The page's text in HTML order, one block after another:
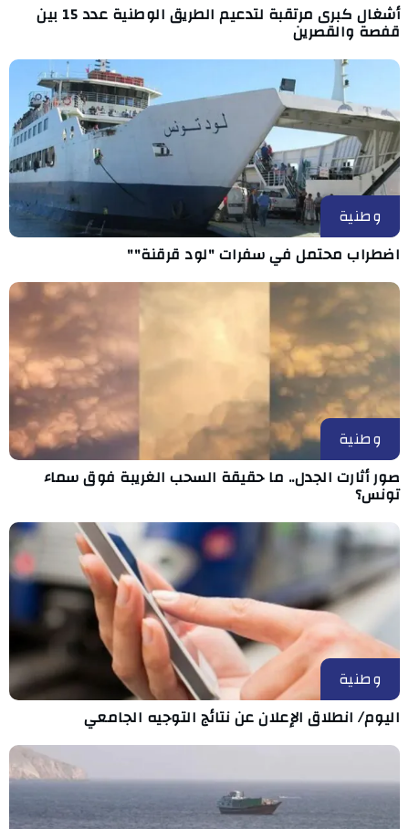
أشغال كبرى مرتقبة لتدعيم الطريق الوطنية عدد 15 بين
قفصة والقصرين
وطنية
اضطراب محتمل في سفرات "لود قرقنة""
وطنية
صور أثارت الجدل.. ما حقيقة السحب الغريبة فوق سماء
تونس؟
وطنية
اليوم/ انطلاق الإعلان عن نتائج التوجيه الجامعي